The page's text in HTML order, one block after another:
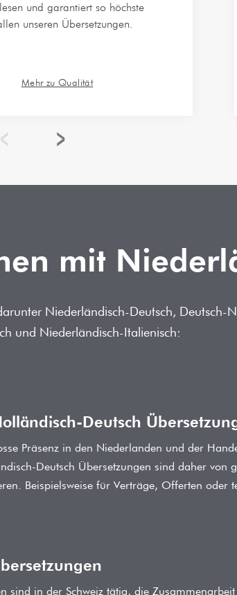
und garantiert so höchste
unseren Übersetzungen.
Mehr zu Qualität
mit
Niederländisch-Deutsch, Deutsch-
und Niederländisch-Italienisch:
Deutsch
Präsenz in den Niederlanden und der
Deutsch Übersetzungen sind daher von
Beispielsweise für Verträge, Offerten oder
sind in der Schweiz tätig, die